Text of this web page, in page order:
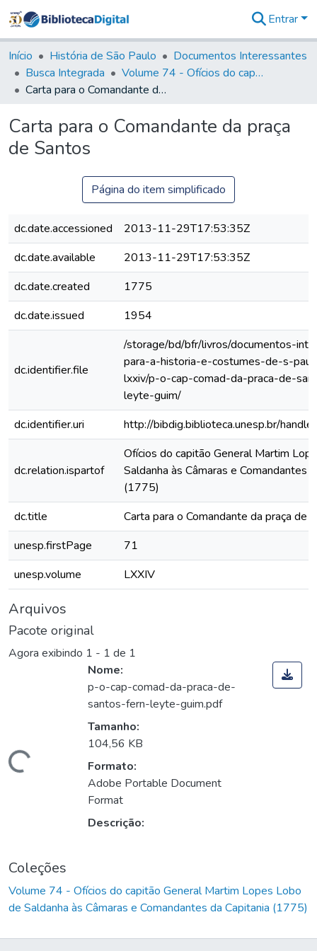
&
Coleções
Tudo na
Biblioteca
Estatísticas
Entrar
Início História de São Paulo
Documentos Interessantes
Busca Integrada
Volume 74 - Ofícios do capitão General Martim Lopes Lobo de Saldanha às Câmaras e Comandantes da Capitania (1775)
Carta para o Comandante da praça de Santos
Carta para o Comandante da praça
de Santos
Página do item simplificado
dc.date.accessioned
2013-11-29T17:53:35Z
dc.date.available
2013-11-29T17:53:35Z
dc.date.created
1775
dc.date.issued
1954
dc.identifier.file
/storage/bd/bfr/livros/documentos-
para-a-historia-e-costumes-de-s-
lxxiv/p-o-cap-comad-da-praca-de-
leyte-guim/
dc.identifier.uri
http://bibdig.biblioteca.unesp.br/
dc.relation.ispartof
Ofícios do capitão General Martim
Saldanha às Câmaras e Comandantes
(1775)
dc.title
Carta para o Comandante da praça de
unesp.firstPage
71
unesp.volume
LXXIV
Arquivos
Pacote original
Agora exibindo 1 - 1 de 1
Carregando...
Nome:
p-o-cap-comad-da-praca-de-
santos-fern-leyte-guim.pdf
Tamanho:
104,56 KB
Formato:
Adobe Portable Document
Format
Descrição:
Coleções
Volume 74 - Ofícios do capitão General Martim Lopes Lobo
de Saldanha às Câmaras e Comandantes da Capitania (1775)